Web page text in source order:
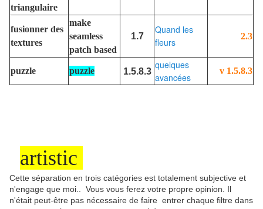
triangulaire
fusionner des
textures
make
seamless
patch based
1.7
Quand les
fleurs
2.3
puzzle puzzle 1.5.8.3
quelques
avancées
v 1.5.8.3
artistic
Cette séparation en trois catégories est totalement subjective et
n'engage que moi.. Vous vous ferez votre propre opinion. Il
n'était peut-être pas nécessaire de faire entrer chaque filtre dans